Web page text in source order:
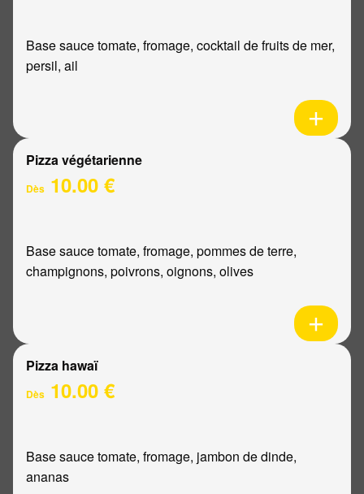
Base sauce tomate, fromage, cocktail de fruits de mer,
persil, ail
Pizza végétarienne
Dès 10.00 €
Base sauce tomate, fromage, pommes de terre,
champignons, poivrons, oignons, olives
Pizza hawaï
Dès 10.00 €
Base sauce tomate, fromage, jambon de dinde,
ananas